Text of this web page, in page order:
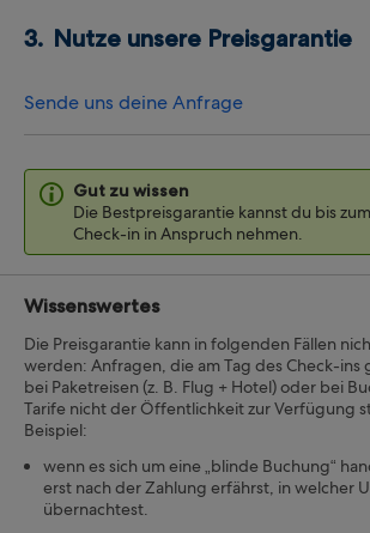
Nutze unsere Preisgarantie
Sende uns deine Anfrage
Gut zu wissen
Die Bestpreisgarantie kannst du bis
Check-in in Anspruch nehmen.
Wissenswertes
Die Preisgarantie kann in folgenden Fällen
werden: Anfragen, die am Tag des Check-ins
bei Paketreisen (z. B. Flug + Hotel) oder bei
Tarife nicht der Öffentlichkeit zur Verfügung
Beispiel:
wenn es sich um eine „blinde Buchung“
erst nach der Zahlung erfährst, in welcher
übernachtest.